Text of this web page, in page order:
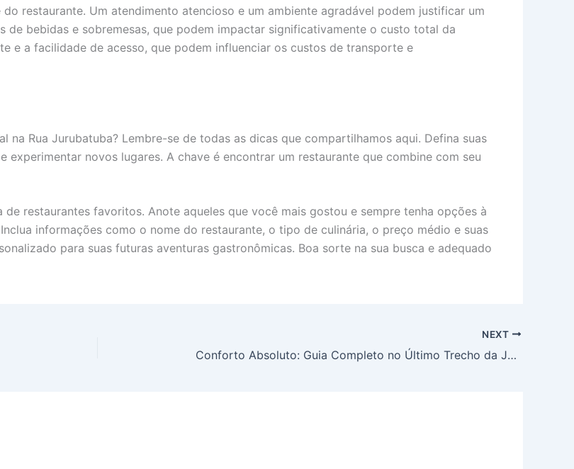
restaurante. Um atendimento atencioso e um ambiente agradável podem justificar um
de bebidas e sobremesas, que podem impactar significativamente o custo total da
e a facilidade de acesso, que podem influenciar os custos de transporte e
na Rua Jurubatuba? Lembre-se de todas as dicas que compartilhamos aqui. Defina suas
experimentar novos lugares. A chave é encontrar um restaurante que combine com seu
restaurantes favoritos. Anote aqueles que você mais gostou e sempre tenha opções à
informações como o nome do restaurante, o tipo de culinária, o preço médio e suas
para suas futuras aventuras gastronômicas. Boa sorte na sua busca e adequado
NEXT
Conforto Absoluto: Guia Completo no Último Trecho da Jurubatuba